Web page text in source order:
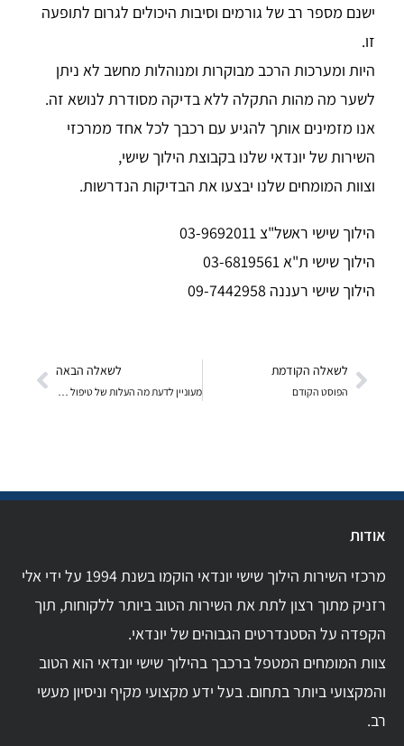
ישנם מספר רב של גורמים וסיבות היכולים לגרום לתופעה
זו.
היות ומערכות הרכב מבוקרות ומנוהלות מחשב לא ניתן
לשער מה מהות התקלה ללא בדיקה מסודרת לנושא זה.
אנו מזמינים אותך להגיע עם רכבך לכל אחד ממרכזי
השירות של יונדאי שלנו בקבוצת הילוך שישי,
וצוות המומחים שלנו יבצעו את הבדיקות הנדרשות.
הילוך שישי ראשל"צ 03-9692011
הילוך שישי ת"א 03-6819561
הילוך שישי רעננה 09-7442958
לשאלה הקודמת
הפוסט הקודם
לשאלה הבאה
אודות
מרכזי השירות הילוך שישי יונדאי הוקמו בשנת 1994 על ידי אלי
רזניק מתוך רצון לתת את השירות הטוב ביותר ללקוחות, תוך
הקפדה על הסטנדרטים הגבוהים של יונדאי.
צוות המומחים המטפל ברכבך בהילוך שישי יונדאי הוא הטוב
והמקצועי ביותר בתחום. בעל ידע מקצועי מקיף וניסיון מעשי
רב.